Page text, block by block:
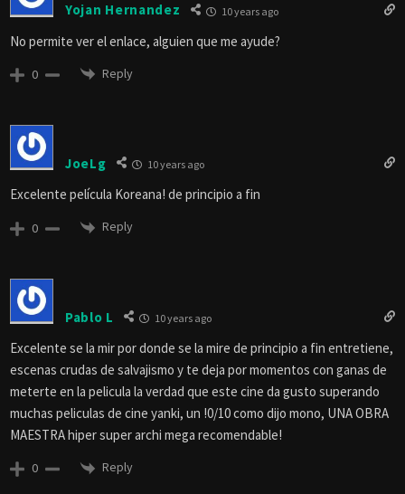
Yojan Hernandez 10 years ago
No permite ver el enlace, alguien que me ayude?
0 Reply
JoeLg 10 years ago
Excelente película Koreana! de principio a fin
0 Reply
Pablo L 10 years ago
Excelente se la mir por donde se la mire de principio a fin entretiene,
escenas crudas de salvajismo y te deja por momentos con ganas de
meterte en la pelicula la verdad que este cine da gusto superando
muchas peliculas de cine yanki, un !0/10 como dijo mono, UNA OBRA
MAESTRA hiper super archi mega recomendable!
0 Reply